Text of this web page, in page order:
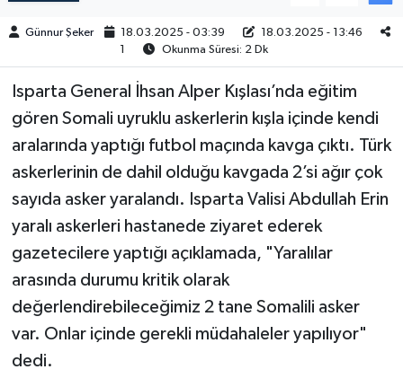
Günnur Şeker 18.03.2025 - 03:39
18.03.2025 - 13:46
Okunma Süresi: 2 Dk
Isparta General İhsan Alper Kışlası’nda eğitim
gören Somali uyruklu askerlerin kışla içinde kendi
aralarında yaptığı futbol maçında kavga çıktı. Türk
askerlerinin de dahil olduğu kavgada 2’si ağır çok
sayıda asker yaralandı. Isparta Valisi Abdullah Erin
yaralı askerleri hastanede ziyaret ederek
gazetecilere yaptığı açıklamada, "Yaralılar
arasında durumu kritik olarak
değerlendirebileceğimiz 2 tane Somalili asker
var. Onlar içinde gerekli müdahaleler yapılıyor"
dedi.
VEFAT
BÖLGE
TÜRKİYE